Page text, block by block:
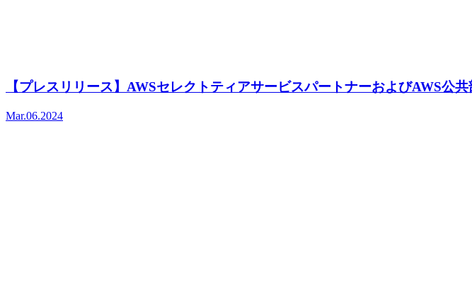
【プレスリリース】AWSセレクトティアサービスパートナーおよびAWS公
Mar.06.2024